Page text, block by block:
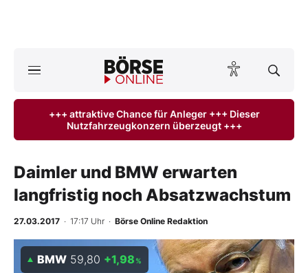
Anlageprodukte
Finanz-Check
Abo & Shop
Experten
+++ attraktive Chance für Anleger +++ Dieser
Nutzfahrzeugkonzern überzeugt +++
Daimler und BMW erwarten
langfristig noch Absatzwachstum
27.03.2017 · 17:17 Uhr · Börse Online Redaktion
BMW 59,80 +1,98 %